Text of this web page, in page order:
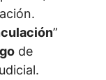
”
de